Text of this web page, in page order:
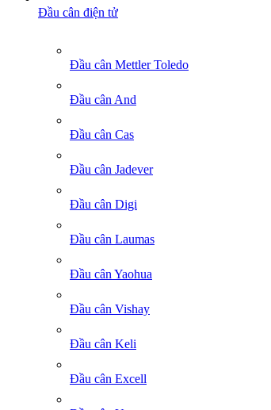
Đầu cân điện tử
Đầu cân Mettler Toledo
Đầu cân And
Đầu cân Cas
Đầu cân Jadever
Đầu cân Digi
Đầu cân Laumas
Đầu cân Yaohua
Đầu cân Vishay
Đầu cân Keli
Đầu cân Excell